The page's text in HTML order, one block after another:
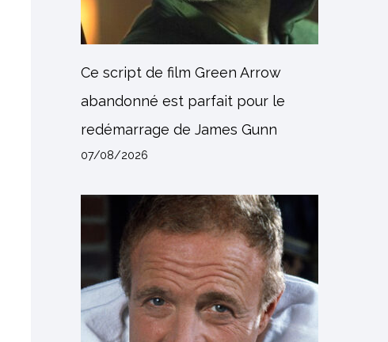
Ce script de film Green Arrow
abandonné est parfait pour le
redémarrage de James Gunn
07/08/2026